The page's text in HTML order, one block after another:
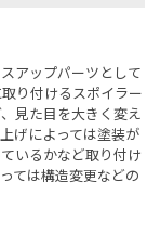
アップパーツとして
り付けるスポイラー
見た目を大きく変え
げによっては塗装が
いるかなど取り付け
ては構造変更などの